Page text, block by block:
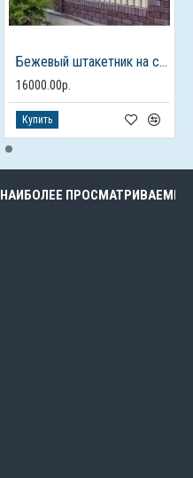
Бежевый штакетник на столбах из кирпича
16000.00р.
Купить
НАИБОЛЕЕ ПРОСМАТРИВАЕМЫЕ